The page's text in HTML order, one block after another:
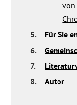
von
5.
Für Sie
6.
7.
8.
Autor